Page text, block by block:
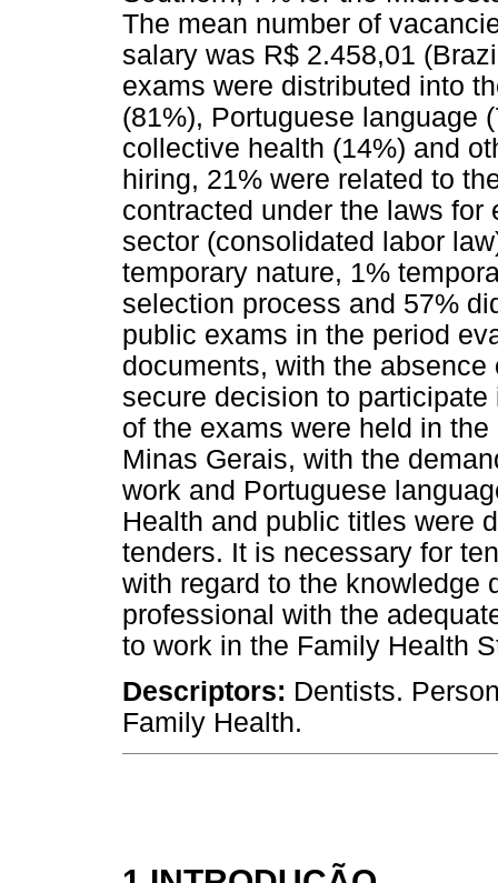
The mean number of
salary was R$ 2.458,01
exams were distributed into
(81%), Portuguese language
collective health (14%) and
hiring, 21% were related to
contracted under the laws
sector (consolidated labor
temporary nature, 1%
selection process and 57%
public exams in the period
documents, with the
secure decision to
of the exams were held in
Minas Gerais, with the
work and Portuguese
Health and public titles were
tenders. It is necessary for
with regard to the knowledge
professional with the
to work in the Family Health
Descriptors: Dentists.
Family Health.